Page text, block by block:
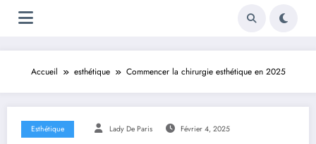
Accueil esthétique Commencer la chirurgie esthétique en 2025
Esthétique Lady De Paris Février 4, 2025